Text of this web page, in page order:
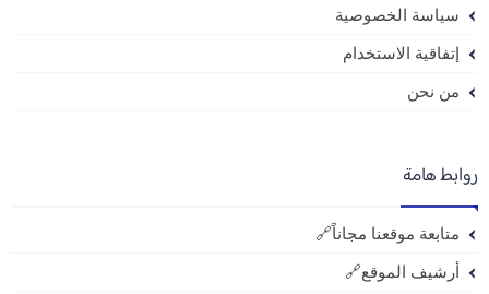
سياسة الخصوصية
إتفاقية الاستخدام
من نحن
روابط هامة
متابعة موقعنا مجاناً🔗
أرشيف الموقع🔗